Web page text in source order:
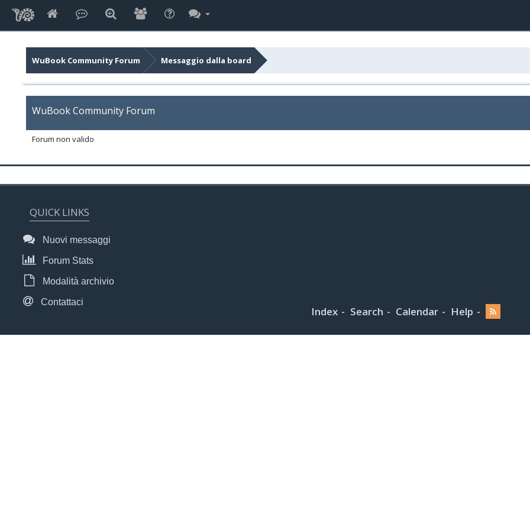
WuBook Community Forum Messaggio dalla board
WuBook Community Forum
Forum non valido
QUICK LINKS
Nuovi messaggi
Forum Stats
Modalità archivio
Contattaci
Index Search Calendar Help